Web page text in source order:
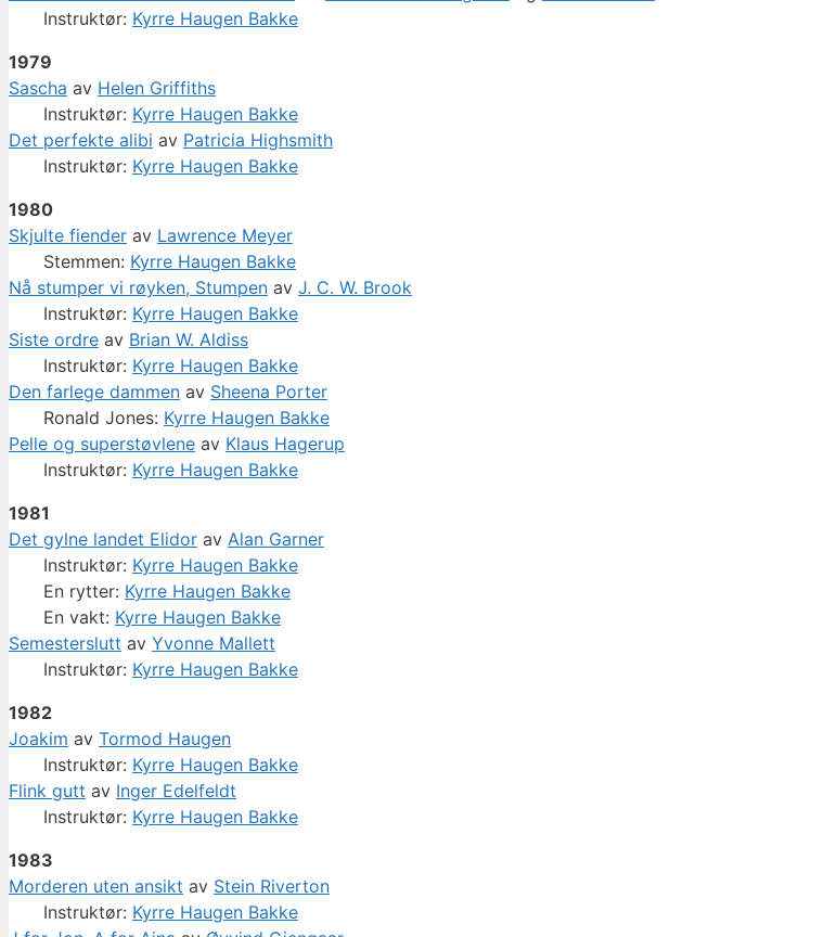
Instruktør: Kyrre Haugen Bakke
1979
Sascha av Helen Griffiths
Instruktør: Kyrre Haugen Bakke
Det perfekte alibi av Patricia Highsmith
Instruktør: Kyrre Haugen Bakke
1980
Skjulte fiender av Lawrence Meyer
Stemmen: Kyrre Haugen Bakke
Nå stumper vi røyken, Stumpen av J. C. W. Brook
Instruktør: Kyrre Haugen Bakke
Siste ordre av Brian W. Aldiss
Instruktør: Kyrre Haugen Bakke
Den farlege dammen av Sheena Porter
Ronald Jones: Kyrre Haugen Bakke
Pelle og superstøvlene av Klaus Hagerup
Instruktør: Kyrre Haugen Bakke
1981
Det gylne landet Elidor av Alan Garner
Instruktør: Kyrre Haugen Bakke
En rytter: Kyrre Haugen Bakke
En vakt: Kyrre Haugen Bakke
Semesterslutt av Yvonne Mallett
Instruktør: Kyrre Haugen Bakke
1982
Joakim av Tormod Haugen
Instruktør: Kyrre Haugen Bakke
Flink gutt av Inger Edelfeldt
Instruktør: Kyrre Haugen Bakke
1983
Morderen uten ansikt av Stein Riverton
Instruktør: Kyrre Haugen Bakke